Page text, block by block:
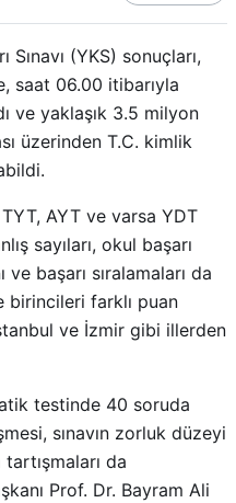
(YKS) sonuçları,
saat 06.00 itibarıyla
ve yaklaşık 3.5 milyon
üzerinden T.C. kimlik
AYT ve varsa YDT
sayıları, okul başarı
başarı sıralamaları da
birincileri farklı puan
ve İzmir gibi illerden
testinde 40 soruda
sınavın zorluk düzeyi
da
Prof. Dr. Bayram Ali